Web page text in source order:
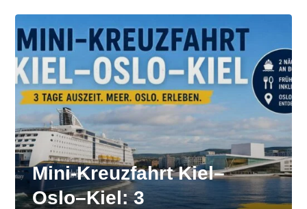
Mini-Kreuzfahrt Kiel–
Oslo–Kiel: 3